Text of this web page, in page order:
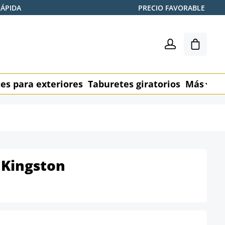
PRECIO FAVORABLE
El
para exteriores Taburetes giratorios Más